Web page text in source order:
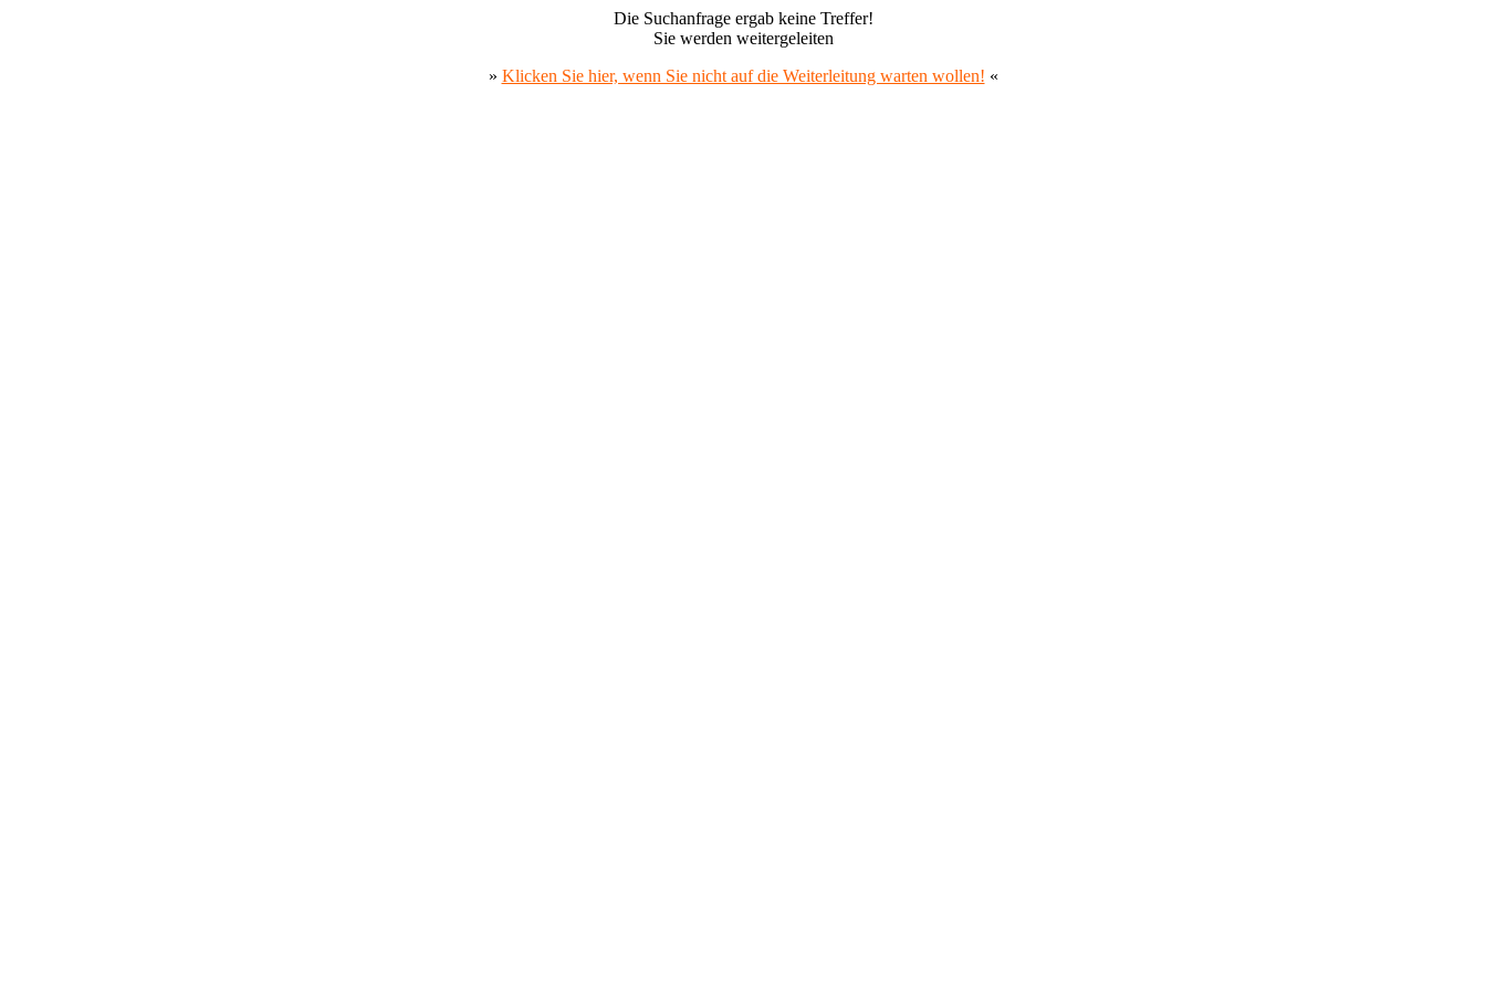
Die Suchanfrage ergab keine Treffer!
Sie werden weitergeleiten
» Klicken Sie hier, wenn Sie nicht auf die Weiterleitung warten wollen! «